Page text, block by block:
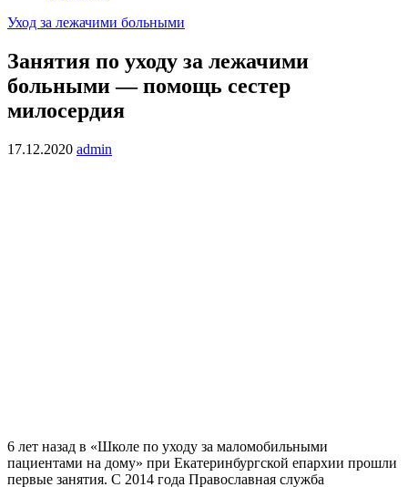
Уход за лежачими больными
Занятия по уходу за лежачими
больными — помощь сестер
милосердия
17.12.2020 admin
6 лет назад в «Школе по уходу за маломобильными
пациентами на дому» при Екатеринбургской епархии прошли
первые занятия. С 2014 года Православная служба